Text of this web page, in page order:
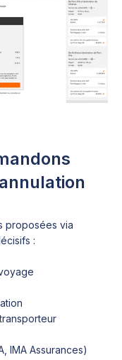
proposées via
:
IMA Assurances)